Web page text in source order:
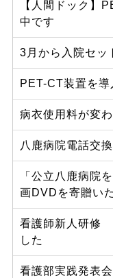
【人間ドック】
中です
3月から入院セッ
PET-CT装置を導
病衣使用料が変
八鹿病院電話交
「公立八鹿病院
画DVDを寄贈い
看護師新人研修
した
看護部実践発表